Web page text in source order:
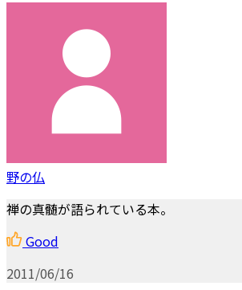
野の仏
禅の真髄が語られている本。
Good
2011/06/16